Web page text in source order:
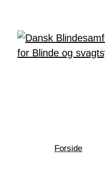
Forside